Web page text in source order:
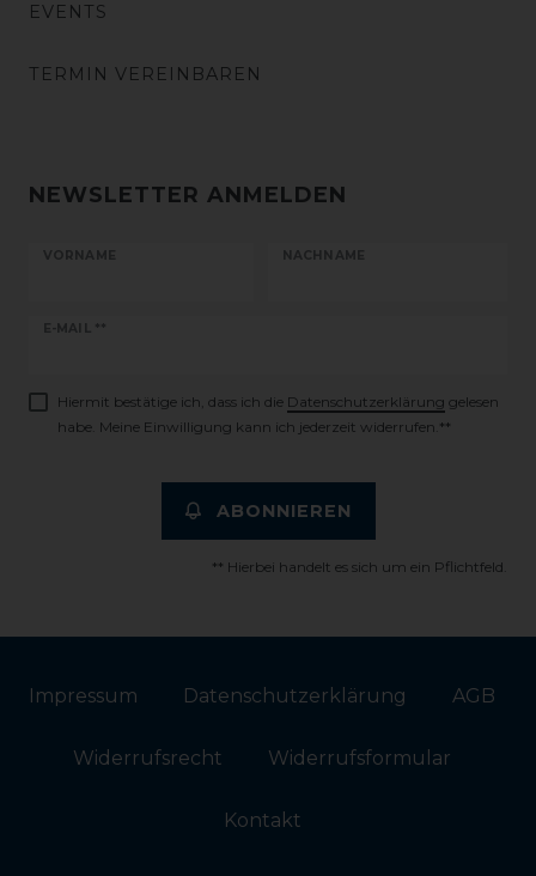
EVENTS
TERMIN VEREINBAREN
NEWSLETTER ANMELDEN
VORNAME NACHNAME
E-MAIL **
Newsletter
Hiermit bestätige ich, dass ich die Daten­schutz­erklärung gelesen
habe. Meine Einwilligung kann ich jederzeit widerrufen.**
ABONNIEREN
** Hierbei handelt es sich um ein Pflichtfeld.
Impressum Daten­schutz­erklärung AGB
Widerrufs­recht Widerrufs­formular
Kontakt